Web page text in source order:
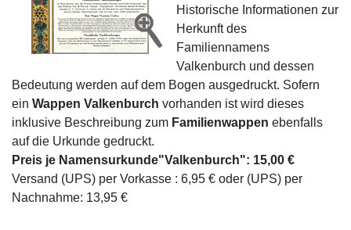
Historische Informationen zur
Herkunft des
Familiennamens
Valkenburch und dessen
Bedeutung werden auf dem Bogen ausgedruckt. Sofern
ein Wappen Valkenburch vorhanden ist wird dieses
inklusive Beschreibung zum Familienwappen ebenfalls
auf die Urkunde gedruckt.
Preis je Namensurkunde"Valkenburch": 15,00 €
Versand (UPS) per Vorkasse : 6,95 € oder (UPS) per
Nachnahme: 13,95 €